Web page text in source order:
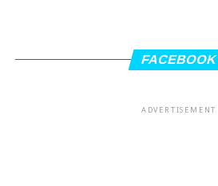
FACEBOOK
ADVERTISEMENT